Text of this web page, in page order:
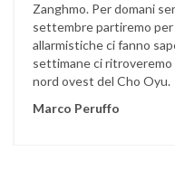
Zanghmo. Per domani
settembre partiremo per
allarmistiche ci fanno
settimane ci ritroveremo
nord ovest del Cho Oyu.
Marco Peruffo